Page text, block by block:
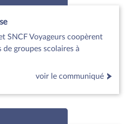
SNCF Voyageurs coopèrent
groupes scolaires à
voir le communiqué